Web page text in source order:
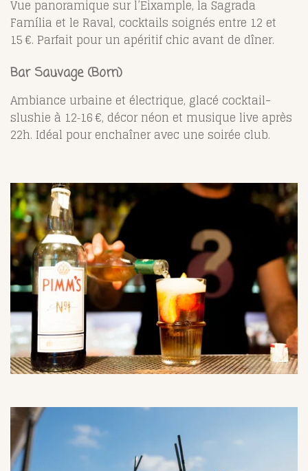
Vue panoramique sur l’Eixample, la Sagrada
Família et le Raval, cocktails soignés entre 12 et
15 €. Parfait pour un apéritif chic avant de dîner.
Bar Sauvage(Born)
Ambiance urbaine et électrique, glacé cocktail-
slushie à 12‑16 €, décor néon et musique live après
22h. Idéal pour enchaîner avec une soirée club.